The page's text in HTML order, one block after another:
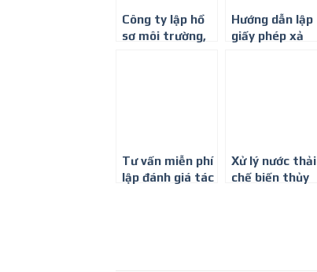
Công ty lập hồ
sơ môi trường,
Hướng dẫn lập
giấy phép xả
Tư vấn miễn phí
lập đánh giá tác
Xử lý nước thải
chế biến thủy